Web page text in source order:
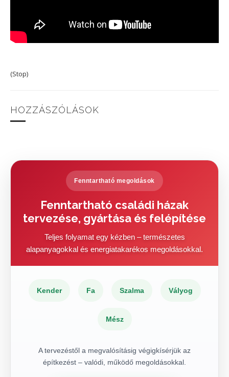
(Stop)
HOZZÁSZÓLÁSOK
Fenntartható megoldások
Fenntartható családi házak
tervezése, gyártása és felépítése
Teljes folyamat egy kézben – természetes
alapanyagokkal és energiatakarékos megoldásokkal.
Kender Fa Szalma Vályog
Mész
A tervezéstől a megvalósításig végigkísérjük az
építkezést – valódi, működő megoldásokkal.